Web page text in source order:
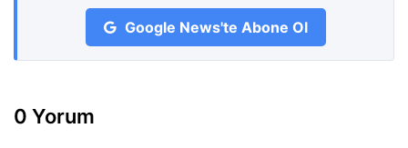
Google News'te Abone Ol
0 Yorum